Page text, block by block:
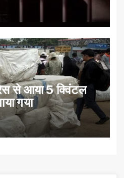
से आया 5 क्विंटल
गया